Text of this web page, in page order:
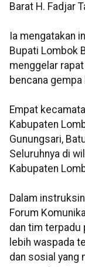
Barat H. Fadjar
Ia mengatakan
Bupati Lombok
menggelar
bencana
Empat
Kabupaten
Gunungsari,
Seluruhnya di
Kabupaten
Dalam
Forum
dan tim terpadu
lebih waspada
dan sosial yang